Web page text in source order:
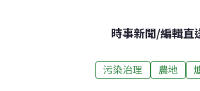
時事新聞/編輯直
污染治理 農地